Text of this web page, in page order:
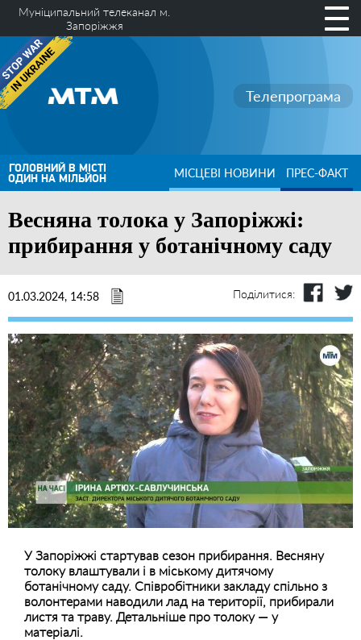
Муніципальний телеканал м.
Запоріжжя
Телепрограма
ГОЛОВНИЙ В МІСТІ
ОДИН НА МІЛЬЙОН МІСЦЕВІ НОВИНИ ПРЕС-ФАКТ
Весняна толока у Запоріжжі:
прибирання у ботанічному саду
01.03.2024, 14:58 Поділитися:
У Запоріжжі стартував сезон прибирання. Весняну
толоку влаштували і в міському дитячому
ботанічному саду. Співробітники закладу спільно з
волонтерами наводили лад на території, прибирали
листя та траву. Детальніше про толоку — у
матеріалі.